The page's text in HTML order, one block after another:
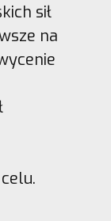
sił
na